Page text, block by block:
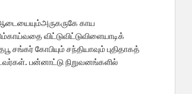
காய
விட்டுவிட்டுவிளையாடிக்
சங்கர் கோபியும் சந்தியாவும் புதிதாகத்
பன்னாட்டு நிறுவனங்களில்